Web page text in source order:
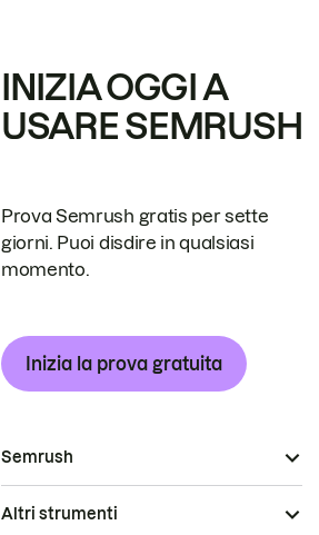
INIZIA OGGI A
USARE SEMRUSH
Prova Semrush gratis per sette
giorni. Puoi disdire in qualsiasi
momento.
Inizia la prova gratuita
Semrush
Altri strumenti